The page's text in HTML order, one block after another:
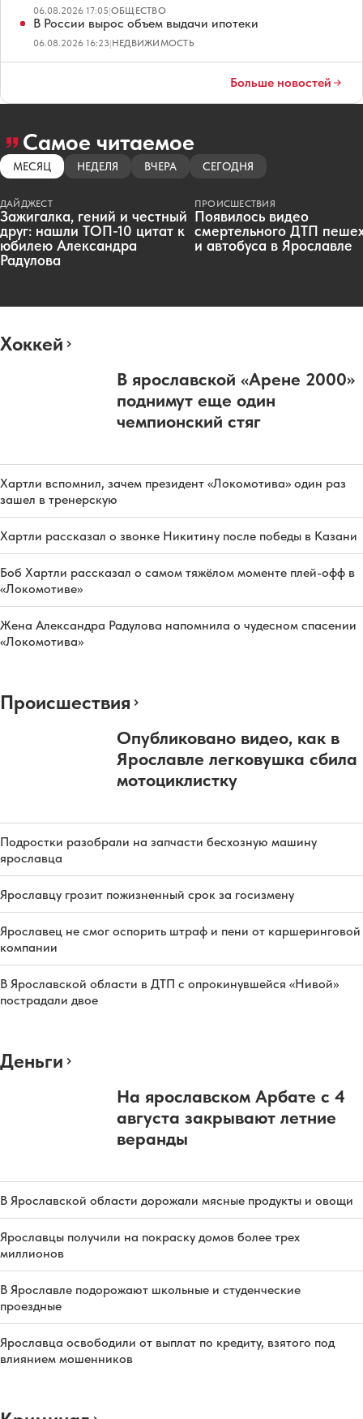
06.08.2026 17:05|ОБЩЕСТВО
В России вырос объем выдачи ипотеки
06.08.2026 16:23|НЕДВИЖИМОСТЬ
Больше новостей
Самое читаемое
МЕСЯЦ НЕДЕЛЯ ВЧЕРА СЕГОДНЯ
ДАЙДЖЕСТ
Зажигалка, гений и честный
друг: нашли ТОП-10 цитат к
юбилею Александра
Радулова
ПРОИСШЕСТВИЯ
Появилось видео
смертельного ДТП
и автобуса в Ярославле
Хоккей
В ярославской «Арене 2000»
поднимут еще один
чемпионский стяг
Хартли вспомнил, зачем президент «Локомотива» один раз
зашел в тренерскую
Хартли рассказал о звонке Никитину после победы в Казани
Боб Хартли рассказал о самом тяжёлом моменте плей-офф в
«Локомотиве»
Жена Александра Радулова напомнила о чудесном спасении
«Локомотива»
Происшествия
Опубликовано видео, как в
Ярославле легковушка сбила
мотоциклистку
Подростки разобрали на запчасти бесхозную машину
ярославца
Ярославцу грозит пожизненный срок за госизмену
Ярославец не смог оспорить штраф и пени от каршеринговой
компании
В Ярославской области в ДТП с опрокинувшейся «Нивой»
пострадали двое
Деньги
На ярославском Арбате с 4
августа закрывают летние
веранды
В Ярославской области дорожали мясные продукты и овощи
Ярославцы получили на покраску домов более трех
миллионов
В Ярославле подорожают школьные и студенческие
проездные
Ярославца освободили от выплат по кредиту, взятого под
влиянием мошенников